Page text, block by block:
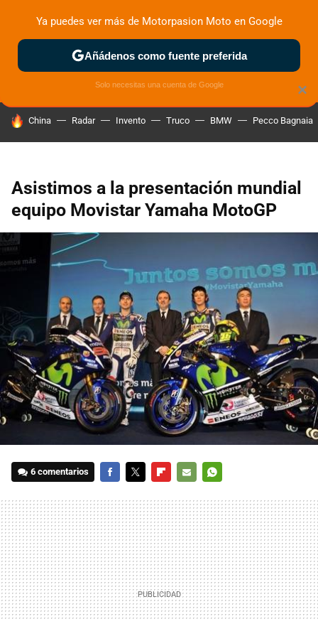
ZONA DE PRUEBAS DEPORTIVAS MOTOS ELÉCTRICAS
HOY SE HABLA DE
China Radar Invento Truco BMW Pecco Bagnaia
Asistimos a la presentación mundial
equipo Movistar Yamaha MotoGP
6 comentarios
MAIL
×
Ya puedes ver más de Motorpasion Moto en Google
Añádenos como fuente preferida
Solo necesitas una cuenta de Google